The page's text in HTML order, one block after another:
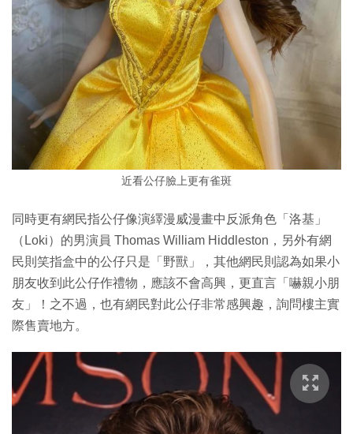
近看公仔臉上更有雀斑
同時更有網民指公仔像演繹漫威漫畫中反派角色「洛基」
（Loki）的男演員 Thomas William Hiddleston，另外有網
民則笑指盒中的公仔只是「野獸」，其他網民則認為如果小
朋友收到此公仔作禮物，應該不會高興，更直言「嚇親小朋
友」！之不過，也有網民對此公仔非常感興趣，詢問樓主實
際售賣地方。